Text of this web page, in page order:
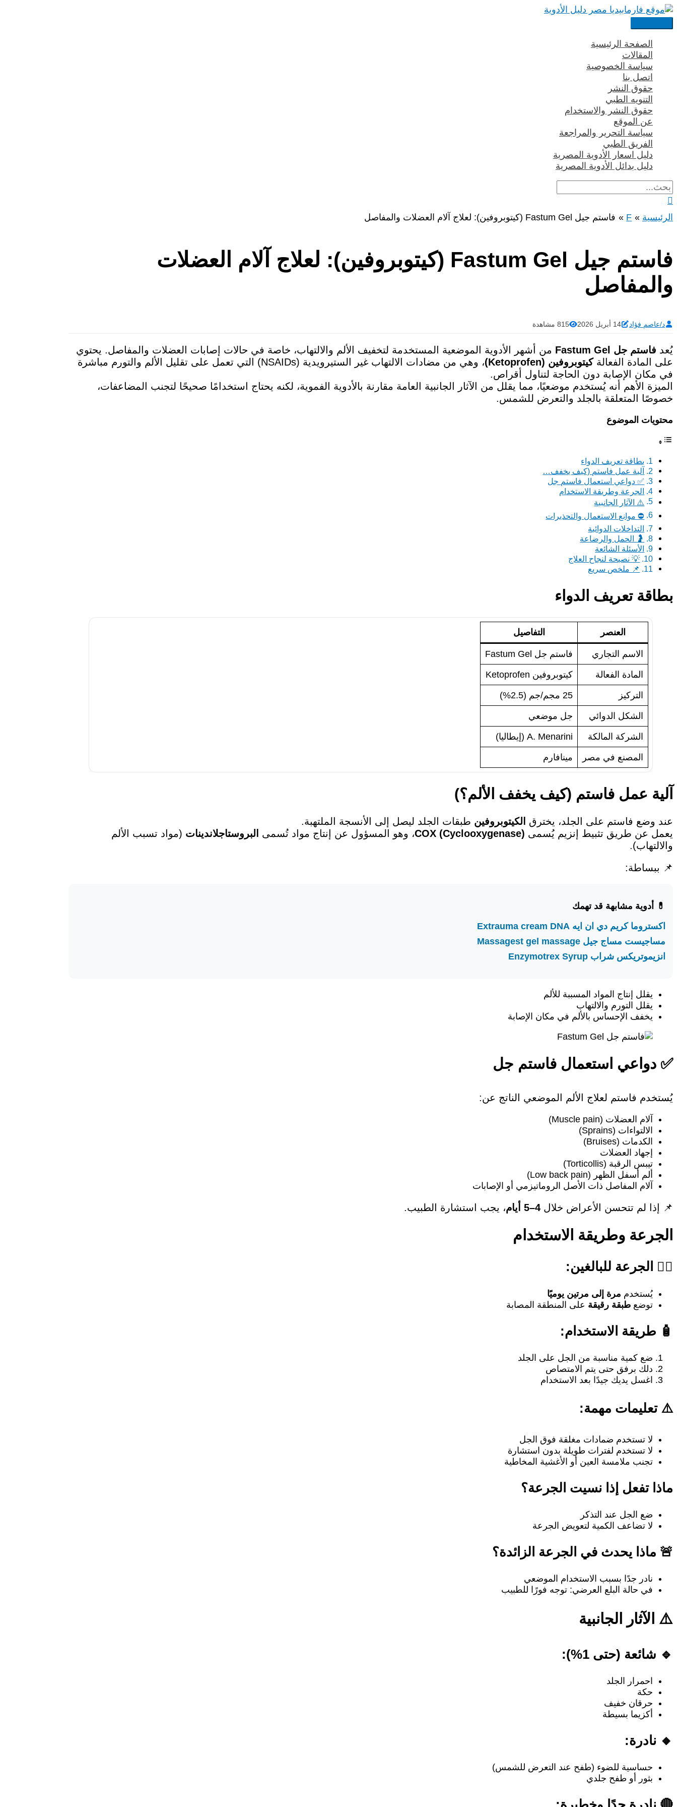
تخطي
إلى
المحتوىالقائمة
الرئيسية
الصفحة الرئيسية
المقالات
سياسة الخصوصية
اتصل بنا
حقوق النشر
التنويه الطبي
حقوق النشر والاستخدام
عن الموقع
سياسة التحرير والمراجعة
الفريق الطبي
دليل اسعار الأدوية المصرية
دليل بدائل الأدوية المصرية
البحث
عن:
الرئيسية
F فاستم جيل Fastum Gel (كيتوبروفين): لعلاج آلام العضلات والمفاصل
فاستم جيل Fastum Gel (كيتوبروفين): لعلاج آلام العضلات
والمفاصل
د/عاصم فؤاد 14 أبريل 2026 815 مشاهدة
يُعد فاستم جل Fastum Gel
من أشهر الأدوية الموضعية المستخدمة لتخفيف الألم والالتهاب، خاصة في حالات إصابات العضلات والمفاصل. يحتوي
على المادة الفعالةكيتوبروفين (Ketoprofen)
، وهي من مضادات الالتهاب غير الستيرويدية (NSAIDs) التي تعمل على تقليل الألم والتورم مباشرة
في مكان الإصابة دون الحاجة لتناول أقراص.
الميزة الأهم أنه يُستخدم موضعيًا، مما يقلل من الآثار الجانبية العامة مقارنة بالأدوية الفموية، لكنه يحتاج استخدامًا صحيحًا لتجنب المضاعفات،
خصوصًا المتعلقة بالجلد والتعرض للشمس.
محتويات الموضوع
بطاقة تعريف الدواء
آلية عمل فاستم (كيف يخفف…
✅ دواعي استعمال فاستم جل
الجرعة وطريقة الاستخدام
⚠️ الآثار الجانبية
⛔ موانع الاستعمال والتحذيرات
التداخلات الدوائية
🤰 الحمل والرضاعة
الأسئلة الشائعة
💡 نصيحة لنجاح العلاج
📌 ملخص سريع
بطاقة تعريف الدواء
العنصر التفاصيل
الاسم التجاري فاستم جل Fastum Gel
المادة الفعالة كيتوبروفين Ketoprofen
التركيز 25 مجم/جم (2.5%)
الشكل الدوائي جل موضعي
الشركة المالكة A. Menarini (إيطاليا)
المصنع في مصر مينافارم
آلية عمل فاستم (كيف يخفف الألم؟)
عند وضع فاستم على الجلد، يخترق الكيتوبروفين طبقات الجلد ليصل إلى الأنسجة الملتهبة.
يعمل عن طريق تثبيط إنزيم يُسمى COX (Cyclooxygenase)، وهو المسؤول عن إنتاج مواد تُسمى البروستاجلاندينات (مواد تسبب الألم
والالتهاب).
📌 ببساطة:
💊 أدوية مشابهة قد تهمك
اكستروما كريم دي ان ايه Extrauma cream DNA
مساجيست مساج جيل Massagest gel massage
انزيموتريكس شراب Enzymotrex Syrup
يقلل إنتاج المواد المسببة للألم
يقلل التورم والالتهاب
يخفف الإحساس بالألم في مكان الإصابة
✅ دواعي استعمال فاستم جل
يُستخدم فاستم لعلاج الألم الموضعي الناتج عن:
آلام العضلات (Muscle pain)
الالتواءات (Sprains)
الكدمات (Bruises)
إجهاد العضلات
تيبس الرقبة (Torticollis)
ألم أسفل الظهر (Low back pain)
آلام المفاصل ذات الأصل الروماتيزمي أو الإصابات
📌 إذا لم تتحسن الأعراض خلال 4–5 أيام ، يجب استشارة الطبيب.
الجرعة وطريقة الاستخدام
👨‍⚕️ الجرعة للبالغين:
يُستخدم مرة إلى مرتين يوميًا
توضع طبقة رقيقة على المنطقة المصابة
🧴 طريقة الاستخدام:
ضع كمية مناسبة من الجل على الجلد
دلك برفق حتى يتم الامتصاص
اغسل يديك جيدًا بعد الاستخدام
⚠️ تعليمات مهمة:
لا تستخدم ضمادات مغلقة فوق الجل
لا تستخدم لفترات طويلة بدون استشارة
تجنب ملامسة العين أو الأغشية المخاطية
ماذا تفعل إذا نسيت الجرعة؟
ضع الجل عند التذكر
لا تضاعف الكمية لتعويض الجرعة
🚨 ماذا يحدث في الجرعة الزائدة؟
نادر جدًا بسبب الاستخدام الموضعي
في حالة البلع العرضي: توجه فورًا للطبيب
⚠️ الآثار الجانبية
🔹 شائعة (حتى 1%):
احمرار الجلد
حكة
حرقان خفيف
أكزيما بسيطة
🔸 نادرة:
حساسية للضوء (طفح عند التعرض للشمس)
بثور أو طفح جلدي